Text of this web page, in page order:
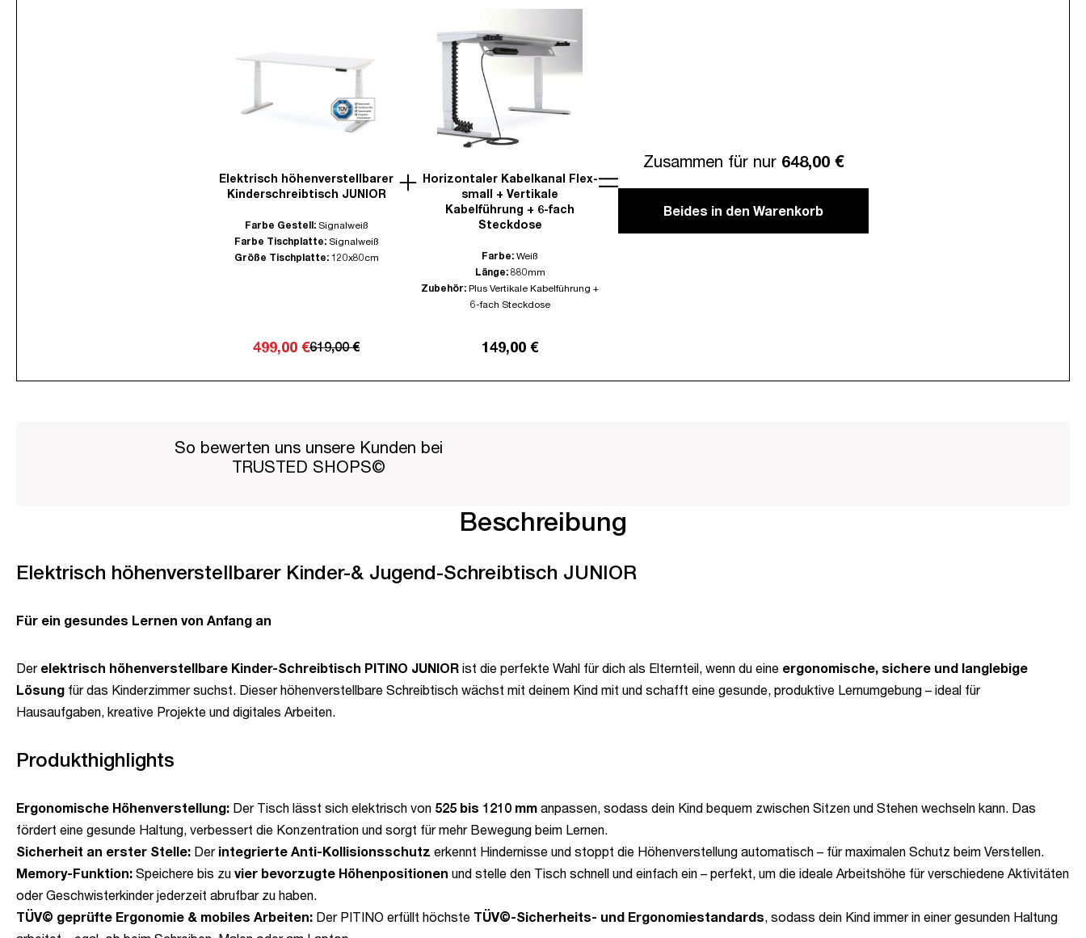
Elektrisch höhenverstellbarer
Kinderschreibtisch JUNIOR
Farbe Gestell: Signalweiß
Farbe Tischplatte: Signalweiß
Größe Tischplatte: 120x80cm
499,00 €619,00 €
Horizontaler Kabelkanal Flex-
small + Vertikale
Kabelführung + 6-fach
Steckdose
Farbe: Weiß
Länge: 880mm
Zubehör: Plus Vertikale Kabelführung +
6-fach Steckdose
149,00 €
Zusammen für nur 648,00 €
Beides in den Warenkorb
So bewerten uns unsere Kunden bei
TRUSTED SHOPS©
Beschreibung
Elektrisch höhenverstellbarer Kinder-& Jugend-Schreibtisch JUNIOR
Für ein gesundes Lernen von Anfang an
Der elektrisch höhenverstellbare Kinder-Schreibtisch PITINO JUNIOR ist die perfekte Wahl für dich als Elternteil, wenn du eine ergonomische, sichere und langlebige
Lösung für das Kinderzimmer suchst. Dieser höhenverstellbare Schreibtisch wächst mit deinem Kind mit und schafft eine gesunde, produktive Lernumgebung – ideal für
Hausaufgaben, kreative Projekte und digitales Arbeiten.
Produkthighlights
Ergonomische Höhenverstellung: Der Tisch lässt sich elektrisch von 525 bis 1210 mm anpassen, sodass dein Kind bequem zwischen Sitzen und Stehen wechseln kann. Das
fördert eine gesunde Haltung, verbessert die Konzentration und sorgt für mehr Bewegung beim Lernen.
Sicherheit an erster Stelle: Der integrierte Anti-Kollisionsschutz erkennt Hindernisse und stoppt die Höhenverstellung automatisch – für maximalen Schutz beim Verstellen.
Memory-Funktion: Speichere bis zu vier bevorzugte Höhenpositionen und stelle den Tisch schnell und einfach ein – perfekt, um die ideale Arbeitshöhe für verschiedene Aktivitäten
oder Geschwisterkinder jederzeit abrufbar zu haben.
TÜV© geprüfte Ergonomie & mobiles Arbeiten: Der PITINO erfüllt höchste TÜV©-Sicherheits- und Ergonomiestandards, sodass dein Kind immer in einer gesunden Haltung